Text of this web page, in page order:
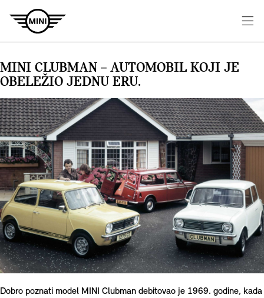
MINI CLUBMAN – AUTOMOBIL KOJI JE
OBELEŽIO JEDNU ERU.
Dobro poznati model MINI Clubman debitovao je 1969. godine, kada